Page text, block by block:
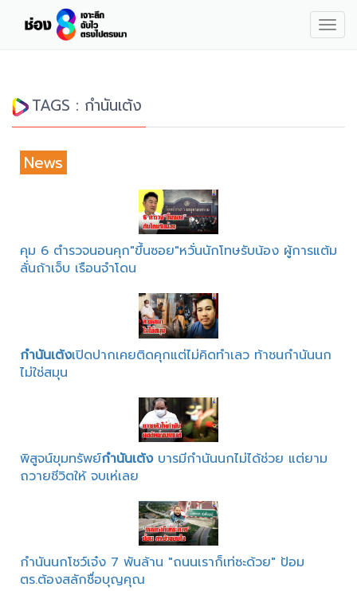
TAGS : กำนันเต้ง
News
คุม 6 ตำรวจนอนคุก"ขึ้นซอย"หวั่นนักโทษรับน้อง ผู้การแต้ม
ลั่นถ้าเจ็บ เรือนจำโดน
กำนันเต้งเปิดปากเคยติดคุกแต่ไม่คิดทำเลว ท้าชนกำนันนก
ไม่ใช่สมุน
พิสูจน์ขุมทรัพย์กำนันเต้งบารมีกำนันนกไม่ได้ช่วย แต่ยาม
ถวายชีวิตให้ จบเห่เลย
กำนันนกโชว์เจ๋ง 7 พันล้าน "ถนนเราก็เท่ซะด้วย" ป้อม
ตร.ต้องสลักชื่อบุญคุณ